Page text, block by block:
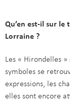
Qu’en est-il sur
Lorraine ?
Les « Hirondelles
symboles se
expressions, les
elles sont encore